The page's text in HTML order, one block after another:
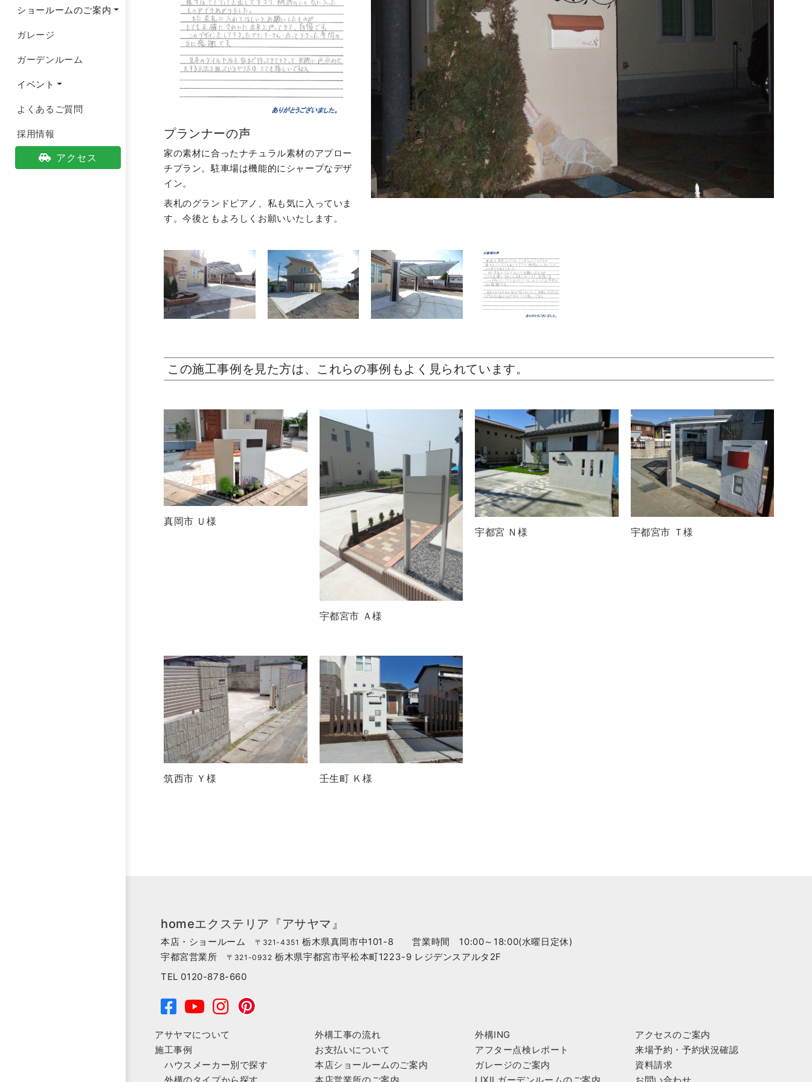
ショールームのご案内
ガレージ
ガーデンルーム
イベント
よくあるご質問
採用情報
アクセス
プランナーの声
家の素材に合ったナチュラル素材のアプロー
チプラン。駐車場は機能的にシャープなデザ
イン。
表札のグランドピアノ、私も気に入っていま
す。今後ともよろしくお願いいたします。
この施工事例を見た方は、これらの事例もよく見られています。
真岡市 Ｕ様
宇都宮市 Ａ様
宇都宮 Ｎ様 宇都宮市 Ｔ様
筑西市 Ｙ様 壬生町 Ｋ様
homeエクステリア『アサヤマ』
本店・ショールーム〒321-4351 栃木県真岡市中101-8 営業時間 10:00～18:00(水曜日定休)
宇都宮営業所〒321-0932 栃木県宇都宮市平松本町1223-9 レジデンスアルタ2F
TEL 0120-878-660
アサヤマについて
施工事例
ハウスメーカー別で探す
外構工事の流れ
お支払いについて
本店ショールームのご案内
外構ING
アフター点検レポート
ガレージのご案内
アクセスのご案内
来場予約・予約状況確認
資料請求